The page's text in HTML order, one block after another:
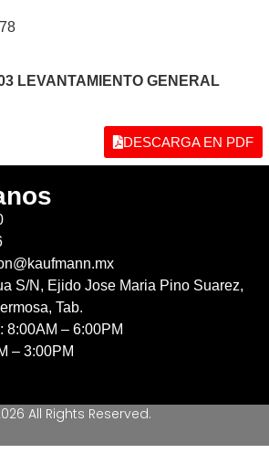
LEVANTAMIENTO GENERAL
DESCARGA EN PDF
S/N, Ejido Jose Maria Pino Suarez,
Tab.
8:00AM – 6:00PM
– 3:00PM
All Rights Reserved.